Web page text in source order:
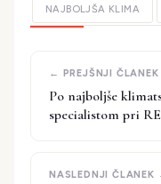
NAJBOLJŠA KLIMA
Po najboljše
specialistom pri